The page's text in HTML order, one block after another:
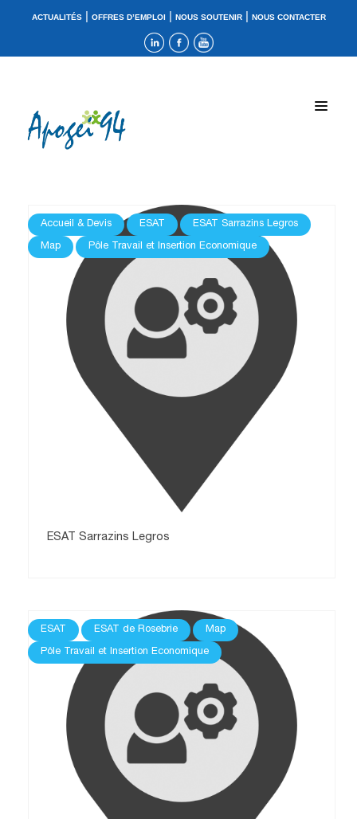
ACTUALITÉS| OFFRES D’EMPLOI| NOUS SOUTENIR| NOUS CONTACTER
Accueil & Devis ESAT ESAT Sarrazins Legros
Map Pôle Travail et Insertion Economique
ESAT Sarrazins Legros
ESAT ESAT de Rosebrie Map
Pôle Travail et Insertion Economique